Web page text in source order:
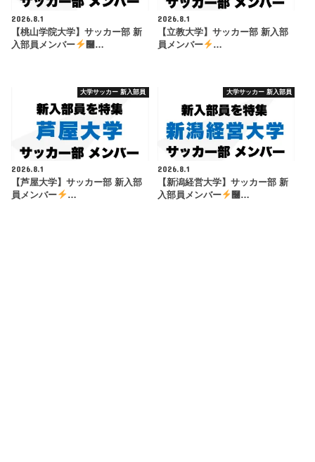
2026.8.1
【桃山学院大学】サッカー部 新
入部員メンバー
࿠…
2026.8.1
【立教大学】サッカー部 新入部
員メンバー
…
大学サッカー 新入部員
2026.8.1
【芦屋大学】サッカー部 新入部
員メンバー
…
大学サッカー 新入部員
2026.8.1
【新潟経営大学】サッカー部 新
入部員メンバー
࿠…